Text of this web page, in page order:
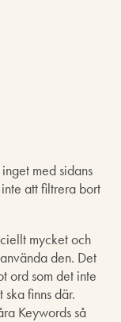
med sidans
att filtrera bort
mycket och
den. Det
ord som det inte
finns där.
Keywords så